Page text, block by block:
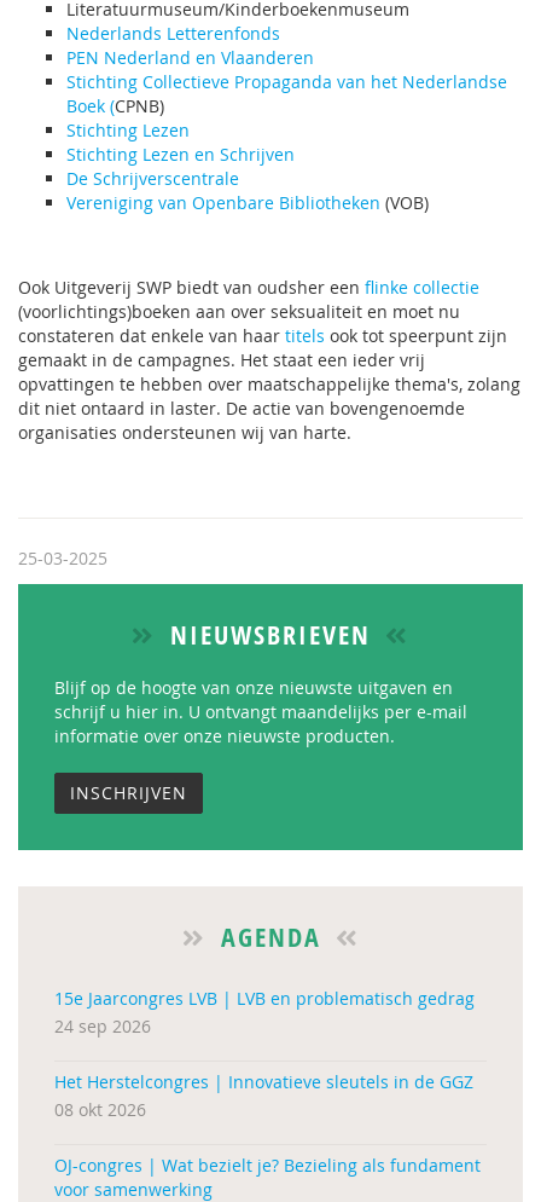
Literatuurmuseum/Kinderboekenmuseum
Nederlands Letterenfonds
PEN Nederland en Vlaanderen
Stichting Collectieve Propaganda van het Nederlandse
Boek (CPNB)
Stichting Lezen
Stichting Lezen en Schrijven
De Schrijverscentrale
Vereniging van Openbare Bibliotheken (VOB)
Ook Uitgeverij SWP biedt van oudsher een flinke collectie
(voorlichtings)boeken aan over seksualiteit en moet nu
constateren dat enkele van haar titels ook tot speerpunt zijn
gemaakt in de campagnes. Het staat een ieder vrij
opvattingen te hebben over maatschappelijke thema's, zolang
dit niet ontaard in laster. De actie van bovengenoemde
organisaties ondersteunen wij van harte.
25-03-2025
NIEUWSBRIEVEN
Blijf op de hoogte van onze nieuwste uitgaven en
schrijf u hier in. U ontvangt maandelijks per e-mail
informatie over onze nieuwste producten.
INSCHRIJVEN
AGENDA
15e Jaarcongres LVB | LVB en problematisch gedrag
24 sep 2026
Het Herstelcongres | Innovatieve sleutels in de GGZ
08 okt 2026
OJ-congres | Wat bezielt je? Bezieling als fundament
voor samenwerking